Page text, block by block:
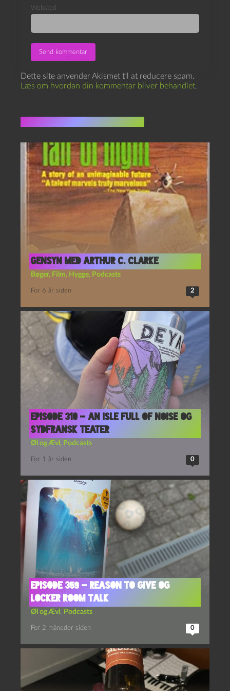
Websted
Dette site anvender Akismet til at reducere spam.
Læs om hvordan din kommentar bliver behandlet.
Gensyn med Arthur C. Clarke
Bøger, Film, Hygge, Podcasts
For 6 år siden 2
Episode 310 – An Isle Full of Noise og
Sydfransk Teater
Øl og Ævl , Podcasts
For 1 år siden 0
Episode 359 – Reason to Give og
Locker Room Talk
Øl og Ævl , Podcasts
For 2 måneder siden 0